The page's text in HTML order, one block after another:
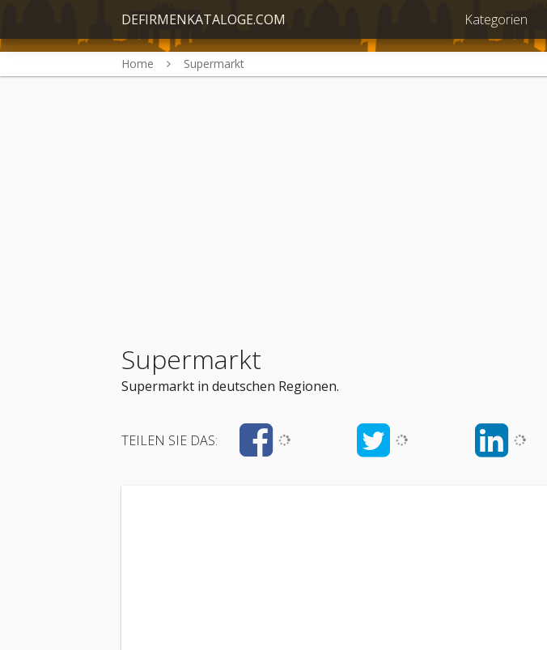
DEFIRMENKATALOGE.COM Kategorien
Home Supermarkt
Supermarkt
Supermarkt in deutschen Regionen.
TEILEN SIE DAS: